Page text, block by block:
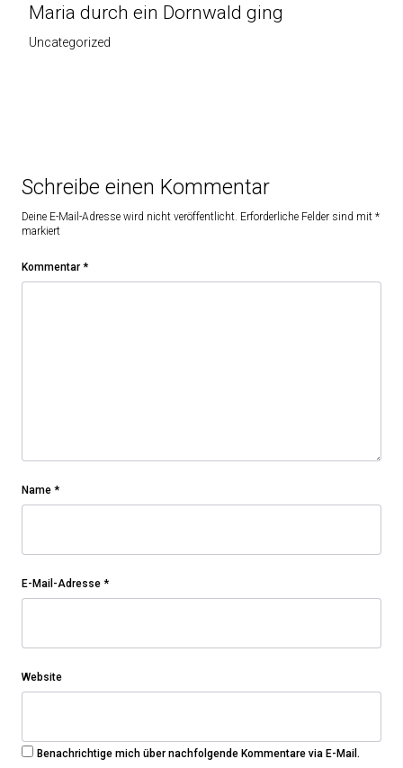
Maria durch ein Dornwald ging
Uncategorized
Schreibe einen Kommentar
Deine E-Mail-Adresse wird nicht veröffentlicht. Erforderliche Felder sind mit *
markiert
Kommentar *
Name *
E-Mail-Adresse *
Website
Benachrichtige mich über nachfolgende Kommentare via E-Mail.